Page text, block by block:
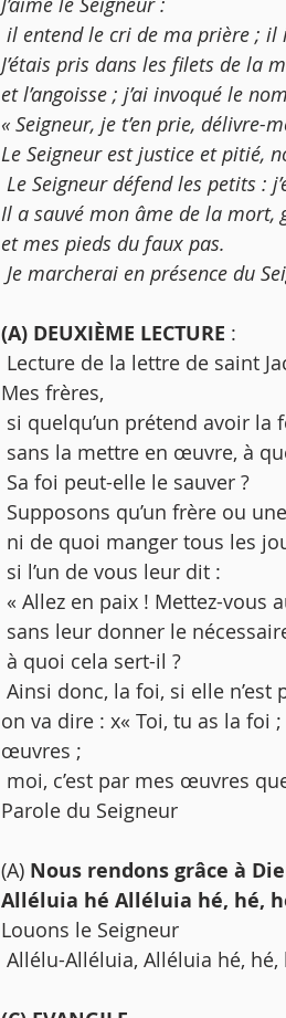
il entend le cri de ma prière ; il
J’étais pris dans les filets de la
et l’angoisse ; j’ai invoqué le
« Seigneur, je t’en prie, délivre-
Le Seigneur est justice et pitié,
Le Seigneur défend les petits :
Il a sauvé mon âme de la mort,
et mes pieds du faux pas.
Je marcherai en présence du
(A) DEUXIÈME LECTURE :
Lecture de la lettre de saint
Mes frères,
si quelqu’un prétend avoir la
sans la mettre en œuvre, à
Sa foi peut-elle le sauver ?
Supposons qu’un frère ou
ni de quoi manger tous les
si l’un de vous leur dit :
« Allez en paix ! Mettez-vous
sans leur donner le
à quoi cela sert-il ?
on va dire : x« Toi, tu as la
œuvres ;
moi, c’est par mes œuvres
Parole du Seigneur
(A) Nous rendons grâce à
Alléluia hé Alléluia hé, hé,
Louons le Seigneur
Allélu-Alléluia, Alléluia hé, hé,